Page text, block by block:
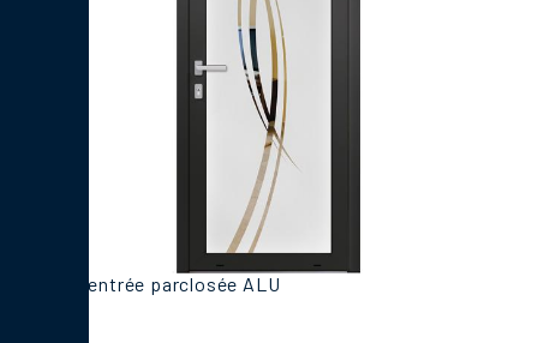
Porte d'entrée parclosée ALU